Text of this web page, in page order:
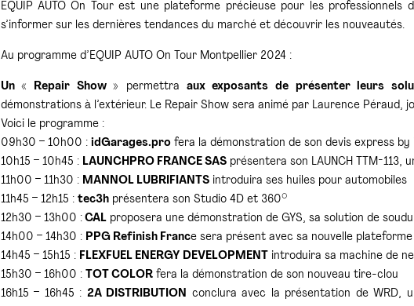
EQUIP AUTO On Tour est une plateforme précieuse pour les professionnels
s’informer sur les dernières tendances du marché et découvrir les nouveautés.
Au programme d’EQUIP AUTO On Tour Montpellier 2024 :
Un « Repair Show » permettra aux exposants de présenter leurs
démonstrations à l’extérieur. Le Repair Show sera animé par Laurence Péraud,
Voici le programme :
09h30 – 10h00 : idGarages.profera la démonstration de son devis express by
10h15 – 10h45 : LAUNCHPRO FRANCE SASprésentera son LAUNCH TTM-113,
11h00 – 11h30 : MANNOL LUBRIFIANTSintroduira ses huiles pour automobiles
11h45 – 12h15 : tec3hprésentera son Studio 4D et 360°
12h30 – 13h00 :CALproposera une démonstration de GYS, sa solution de
14h00 – 14h30 : PPG Refinish France sera présent avec sa nouvelle plateforme
14h45 – 15h15 : FLEXFUEL ENERGY DEVELOPMENT introduira sa machine de
15h30 – 16h00 : TOT COLORfera la démonstration de son nouveau tire-clou
16h15 – 16h45 : 2A DISTRIBUTION conclura avec la présentation de WRD,